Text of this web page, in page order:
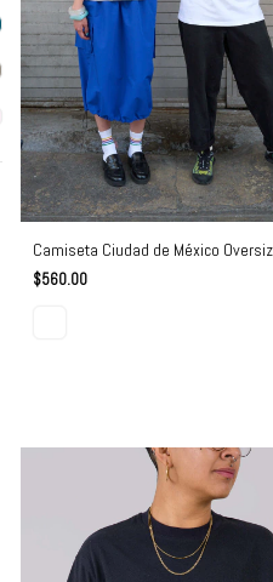
Camiseta Ciudad de México
$560.00